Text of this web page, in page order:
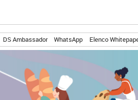
DS Ambassador WhatsApp Elenco